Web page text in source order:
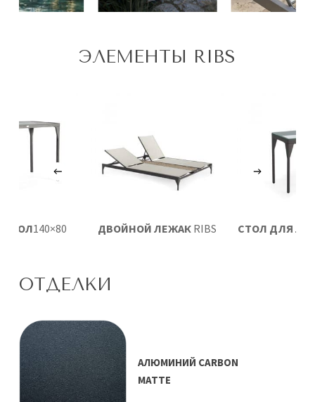
ЭЛЕМЕНТЫ RIBS
ДВОЙНОЙ ЛЕЖАК RIBS
СТОЛ ДЛЯ
СТОЛ140×80
ОТДЕЛКИ
АЛЮМИНИЙ CARBON
MATTE